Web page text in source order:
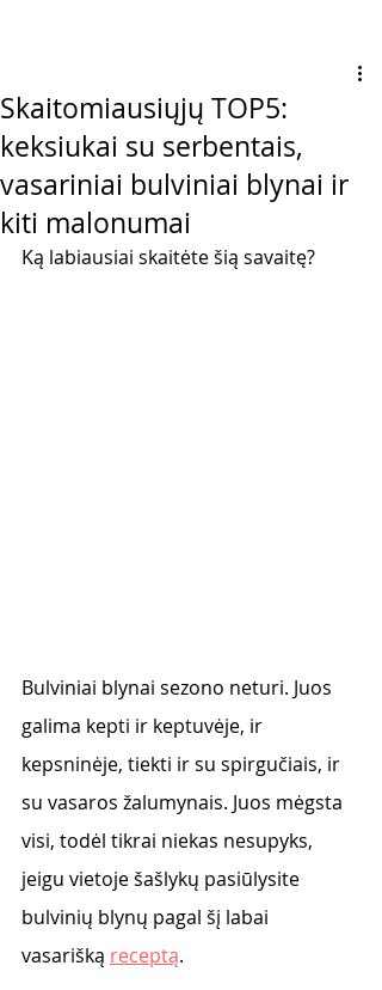
Skaitomiausiųjų TOP5:
keksiukai su serbentais,
vasariniai bulviniai blynai ir
kiti malonumai
Ką labiausiai skaitėte šią savaitę?
Bulviniai blynai sezono neturi. Juos
galima kepti ir keptuvėje, ir
kepsninėje, tiekti ir su spirgučiais, ir
su vasaros žalumynais. Juos mėgsta
visi, todėl tikrai niekas nesupyks,
jeigu vietoje šašlykų pasiūlysite
bulvinių blynų pagal šį labai
vasarišką receptą.